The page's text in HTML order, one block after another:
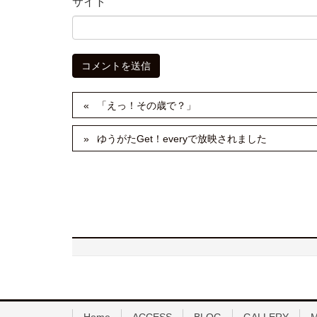
「えっ！その歳で？」
ゆうがたGet！everyで放映されました